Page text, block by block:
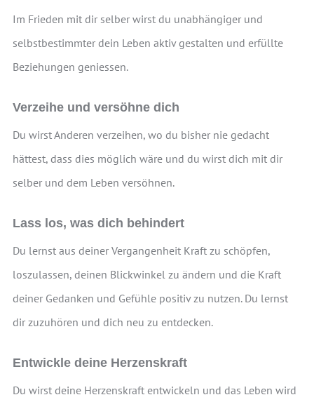
Im Frieden mit dir selber wirst du unabhängiger und
selbstbestimmter dein Leben aktiv gestalten und erfüllte
Beziehungen geniessen.
Verzeihe und versöhne dich
Du wirst Anderen verzeihen, wo du bisher nie gedacht
hättest, dass dies möglich wäre und du wirst dich mit dir
selber und dem Leben versöhnen.
Lass los, was dich behindert
Du lernst aus deiner Vergangenheit Kraft zu schöpfen,
loszulassen, deinen Blickwinkel zu ändern und die Kraft
deiner Gedanken und Gefühle positiv zu nutzen. Du lernst
dir zuzuhören und dich neu zu entdecken.
Entwickle deine Herzenskraft
Du wirst deine Herzenskraft entwickeln und das Leben wird